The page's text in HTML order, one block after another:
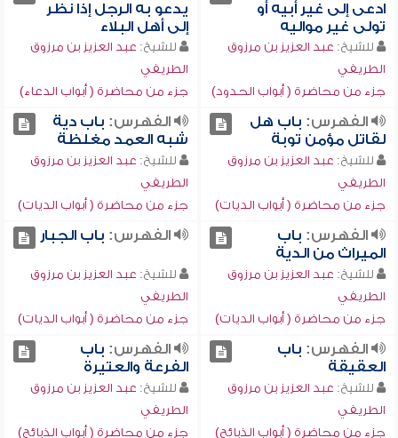
ادعى إلى غير أبيه أو
تولى غير مواليه
للشيخ: عبد العزيز بن مرزوق
الطريفي
جزء من محاضرة ( أبواب الحدود)
يدعو به الرجل إذا نظر
إلى أهل البلاء
للشيخ: عبد العزيز بن مرزوق
الطريفي
جزء من محاضرة ( أبواب الدعاء)
الفهرس: باب هل
لقاتل مؤمن توبة
للشيخ: عبد العزيز بن مرزوق
الطريفي
جزء من محاضرة ( أبواب الديات)
الفهرس: باب دية
شبه العمد مغلظة
للشيخ: عبد العزيز بن مرزوق
الطريفي
جزء من محاضرة ( أبواب الديات)
الفهرس: باب
الميراث من الدية
للشيخ: عبد العزيز بن مرزوق
الطريفي
جزء من محاضرة ( أبواب الديات)
الفهرس: باب الجبار
للشيخ: عبد العزيز بن مرزوق
الطريفي
جزء من محاضرة ( أبواب الديات)
الفهرس: باب
العقيقة
للشيخ: عبد العزيز بن مرزوق
الطريفي
جزء من محاضرة ( أبواب الذبائح)
الفهرس: باب
الفرعة والعتيرة
للشيخ: عبد العزيز بن مرزوق
الطريفي
جزء من محاضرة ( أبواب الذبائح)